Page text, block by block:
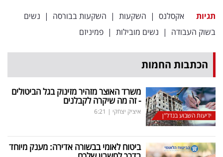
תגיות אקסלנס | השקעות | השקעות בבורסה | נשים
בשוק העבודה | נשים מובילות | פמיניזם
הכתבות החמות
ידיעות השבוע בנדל"ן
משרד האוצר מזהיר מזינוק בגל הביטולים
- זה מה שיקרה לקבלנים
איציק יצחקי |
6:21
ביטוח לאומי בבשורה אדירה: מענק מיוחד